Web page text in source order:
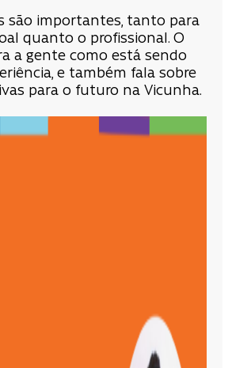
são importantes, tanto para
quanto o profissional. O
a gente como está sendo
e também fala sobre
para o futuro na Vicunha.